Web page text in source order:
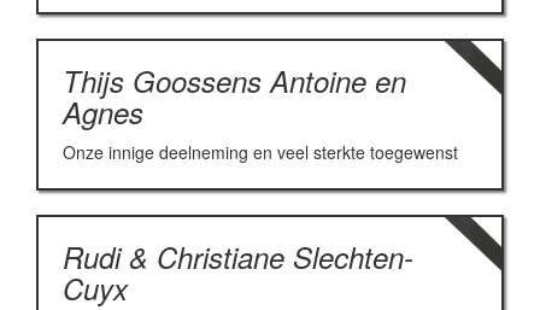
Thijs Goossens Antoine en
Agnes
Onze innige deelneming en veel sterkte toegewenst
Rudi & Christiane Slechten-
Cuyx